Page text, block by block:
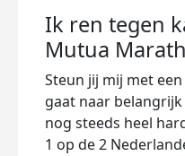
Ik ren tegen
Mutua
Steun jij mij met
gaat naar
nog steeds heel
1 op de 2